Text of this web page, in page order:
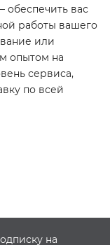
обеспечить вас
работы вашего
или
опытом на
сервиса,
по всей
на